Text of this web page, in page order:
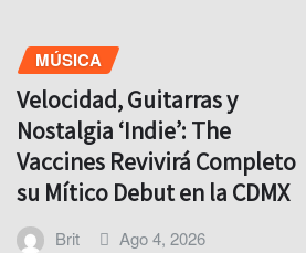
MÚSICA
Velocidad, Guitarras y
Nostalgia ‘Indie’: The
Vaccines Revivirá Completo
su Mítico Debut en la CDMX
Brit Ago 4, 2026